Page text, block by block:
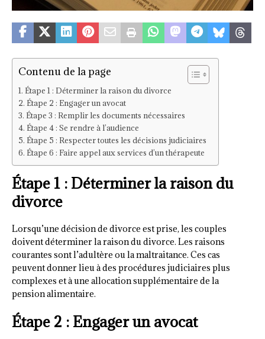
Contenu de la page
Étape 1 : Déterminer la raison du divorce
Étape 2 : Engager un avocat
Étape 3 : Remplir les documents nécessaires
Étape 4 : Se rendre à l’audience
Étape 5 : Respecter toutes les décisions judiciaires
Étape 6 : Faire appel aux services d’un thérapeute
Étape 1 : Déterminer la raison du
divorce
Lorsqu’une décision de divorce est prise, les couples
doivent déterminer la raison du divorce. Les raisons
courantes sont l’adultère ou la maltraitance. Ces cas
peuvent donner lieu à des procédures judiciaires plus
complexes et à une allocation supplémentaire de la
pension alimentaire.
Étape 2 : Engager un avocat